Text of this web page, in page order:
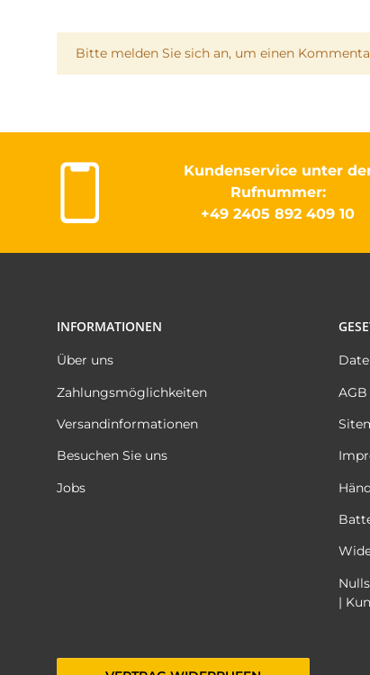
x
Bitte melden Sie sich an, um einen
Kundenservice unter
Rufnummer:
+49 2405 892 409 10
INFORMATIONEN
Über uns
Zahlungsmöglichkeiten
Versandinformationen
Besuchen Sie uns
Jobs
AGB
|